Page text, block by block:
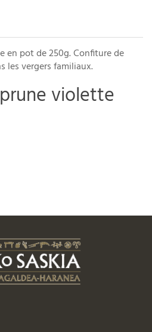
en pot de 250g. Confiture de
les vergers familiaux.
violette